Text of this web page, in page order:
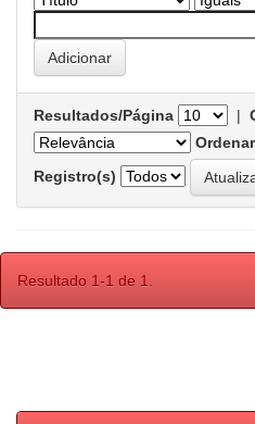
Resultados/Página |
Ordenar
Registro(s)
Resultado 1-1 de 1.